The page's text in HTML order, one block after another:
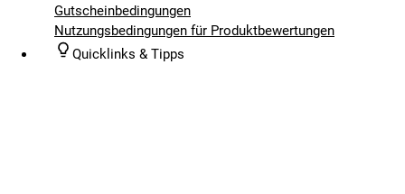
Gutscheinbedingungen
Nutzungsbedingungen für Produktbewertungen
Quicklinks & Tipps